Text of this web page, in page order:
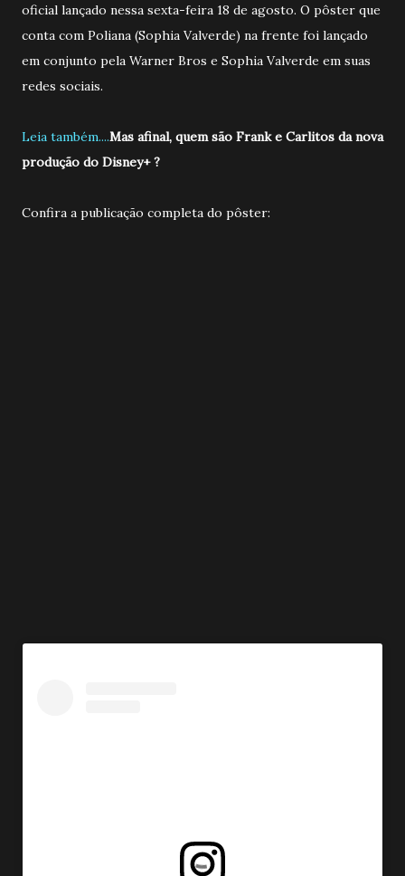
oficial lançado nessa sexta-feira 18 de agosto. O pôster que
conta com Poliana (Sophia Valverde) na frente foi lançado
em conjunto pela Warner Bros e Sophia Valverde em suas
redes sociais.
Leia também....Mas afinal, quem são Frank e Carlitos da nova
produção do Disney+ ?
Confira a publicação completa do pôster: